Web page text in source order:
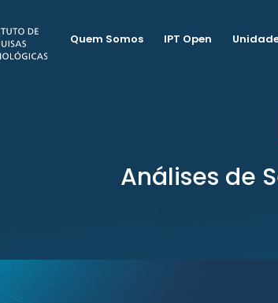
Quem Somos IPT Open
Análises de